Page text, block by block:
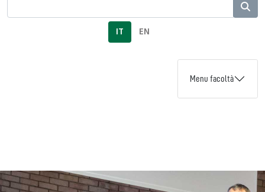
IT EN
Menu facoltà